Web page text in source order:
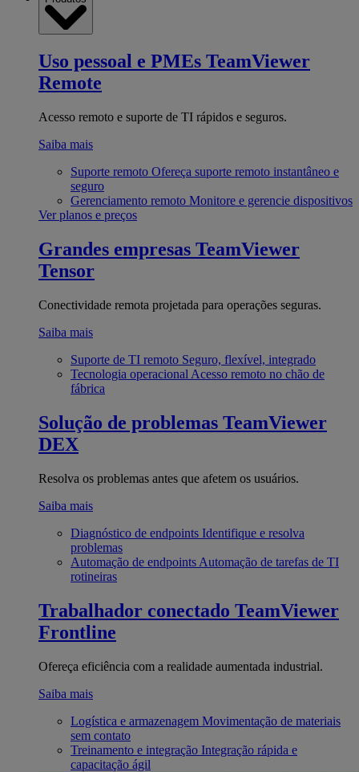
Uso pessoal e PMEs TeamViewer
Remote
Acesso remoto e suporte de TI rápidos e seguros.
Saiba mais
Suporte remoto Ofereça suporte remoto instantâneo e
seguro
Gerenciamento remoto Monitore e gerencie dispositivos
Ver planos e preços
Grandes empresas TeamViewer
Tensor
Conectividade remota projetada para operações seguras.
Saiba mais
Suporte de TI remoto Seguro, flexível, integrado
Tecnologia operacional Acesso remoto no chão de
fábrica
Solução de problemas TeamViewer
DEX
Resolva os problemas antes que afetem os usuários.
Saiba mais
Diagnóstico de endpoints Identifique e resolva
problemas
Automação de endpoints Automação de tarefas de TI
rotineiras
Trabalhador conectado TeamViewer
Frontline
Ofereça eficiência com a realidade aumentada industrial.
Saiba mais
Logística e armazenagem Movimentação de materiais
sem contato
Treinamento e integração Integração rápida e
capacitação ágil